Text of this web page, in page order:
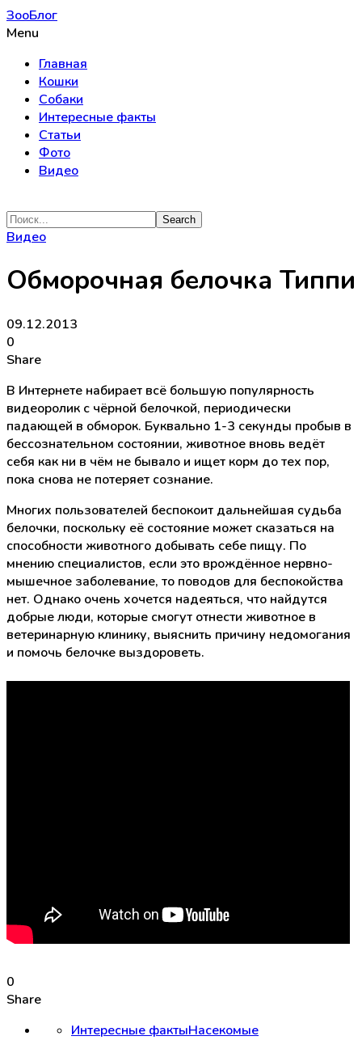
ЗооБлог
Menu
Главная
Кошки
Собаки
Интересные факты
Статьи
Фото
Видео
Видео
Обморочная белочка Типпи
09.12.2013
0
Share
В Интернете набирает всё большую популярность
видеоролик с чёрной белочкой, периодически
падающей в обморок. Буквально 1-3 секунды пробыв в
бессознательном состоянии, животное вновь ведёт
себя как ни в чём не бывало и ищет корм до тех пор,
пока снова не потеряет сознание.
Многих пользователей беспокоит дальнейшая судьба
белочки, поскольку её состояние может сказаться на
способности животного добывать себе пищу. По
мнению специалистов, если это врождённое нервно-
мышечное заболевание, то поводов для беспокойства
нет. Однако очень хочется надеяться, что найдутся
добрые люди, которые смогут отнести животное в
ветеринарную клинику, выяснить причину недомогания
и помочь белочке выздороветь.
0
Share
Интересные фактыНасекомые